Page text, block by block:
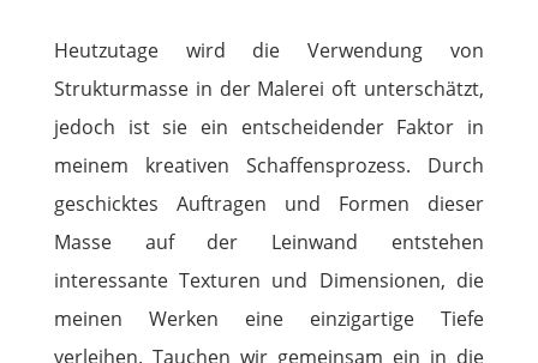
Heutzutage wird die Verwendung von
Strukturmasse in der Malerei oft unterschätzt,
jedoch ist sie ein entscheidender Faktor in
meinem kreativen Schaffensprozess. Durch
geschicktes Auftragen und Formen dieser
Masse auf der Leinwand entstehen
interessante Texturen und Dimensionen, die
meinen Werken eine einzigartige Tiefe
verleihen. Tauchen wir gemeinsam ein in die